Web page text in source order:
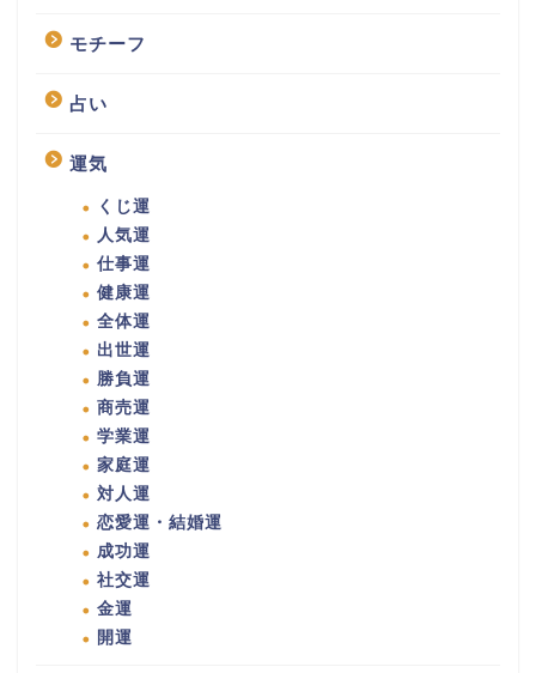
モチーフ
占い
運気
くじ運
人気運
仕事運
健康運
全体運
出世運
勝負運
商売運
学業運
家庭運
対人運
恋愛運・結婚運
成功運
社交運
金運
開運